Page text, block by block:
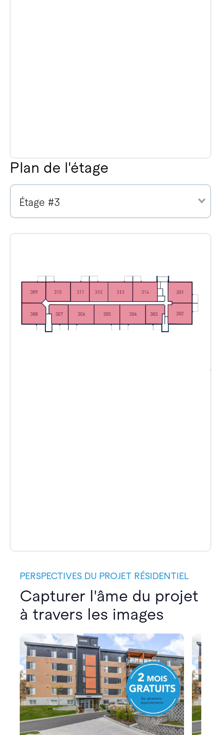
Plan de l'étage
Étage #3
PERSPECTIVES DU PROJET RÉSIDENTIEL
Capturer l'âme du projet
à travers les images